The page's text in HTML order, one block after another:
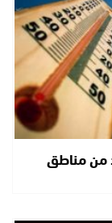
من مناطق